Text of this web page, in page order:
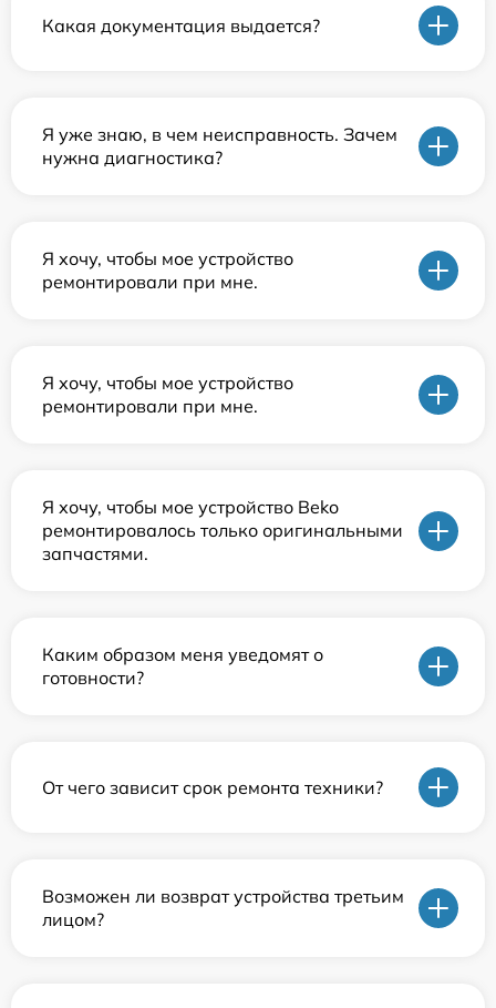
Какая документация выдается?
Я уже знаю, в чем неисправность. Зачем
нужна диагностика?
Я хочу, чтобы мое устройство
ремонтировали при мне.
Я хочу, чтобы мое устройство
ремонтировали при мне.
Я хочу, чтобы мое устройство Beko
ремонтировалось только оригинальными
запчастями.
Каким образом меня уведомят о
готовности?
От чего зависит срок ремонта техники?
Возможен ли возврат устройства третьим
лицом?